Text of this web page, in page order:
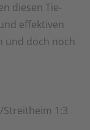
diesen Tie-
effektiven
und doch noch
Streitheim 1:3